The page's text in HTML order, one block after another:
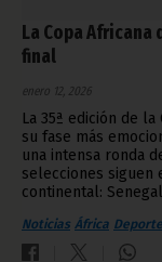
La Copa Africana
final
enero 12, 2026
La 35ª edición de
su fase más
una intensa ronda
selecciones
continental:
Noticias África